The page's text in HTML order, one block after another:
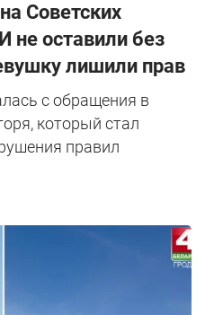
Советских
не оставили без
лишили прав
с обращения в
который стал
правил